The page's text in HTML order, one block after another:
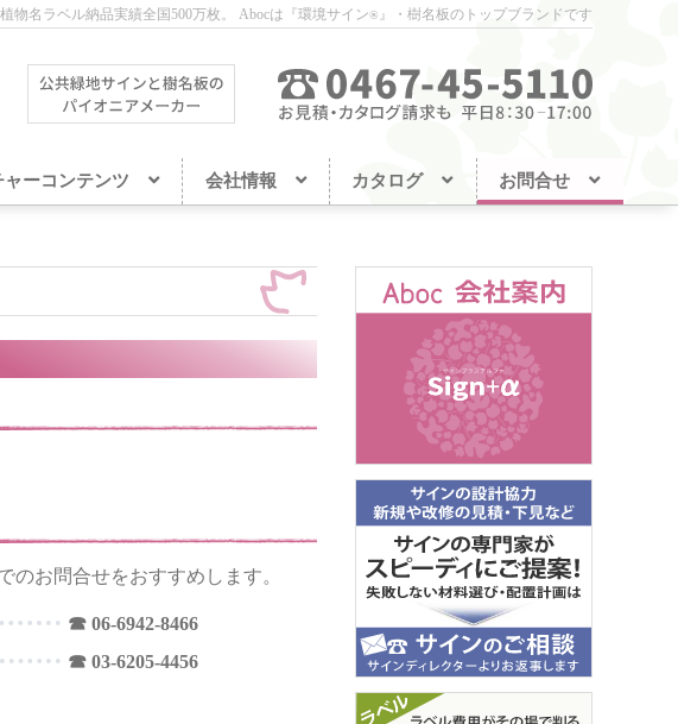
物名ラベル納品実績全国500万枚。 Abocは『環境サイン® 』・樹名板のトップブランドです
ャーコンテンツ 会社情報 カタログ お問合せ
お問合せをおすすめします。
☎ 06-6942-8466
☎ 03-6205-4456